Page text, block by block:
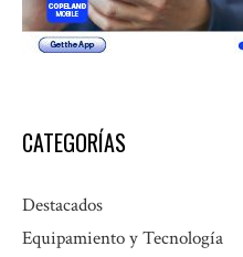
CATEGORÍAS
Destacados
Equipamiento y Tecnología